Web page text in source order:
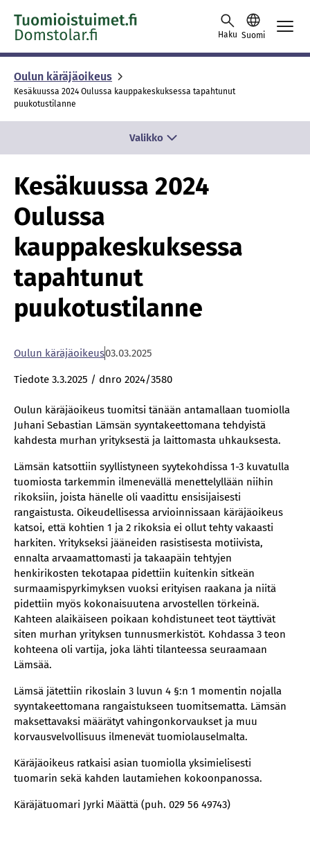
Skip to content -saavutettavuusohje
Haku Suomi
Oulun käräjäoikeus
Kesäkuussa 2024 Oulussa kauppakeskuksessa tapahtunut
puukotustilanne
Valikko
Kesäkuussa 2024
Oulussa
kauppakeskuksessa
tapahtunut
puukotustilanne
Ou­lun kä­rä­jä­oi­keus03.03.2025
Tiedote 3.3.2025 / dnro 2024/3580
Oulun käräjäoikeus tuomitsi tänään antamallaan tuomiolla
Juhani Sebastian Lämsän syyntakeettomana tehdyistä
kahdesta murhan yrityksestä ja laittomasta uhkauksesta.
Lämsän katsottiin syyllistyneen syytekohdissa 1-3 kuvatulla
tuomiosta tarkemmin ilmenevällä menettelyllään niihin
rikoksiin, joista hänelle oli vaadittu ensisijaisesti
rangaistusta. Oikeudellisessa arvioinnissaan käräjäoikeus
katsoi, että kohtien 1 ja 2 rikoksia ei ollut tehty vakaasti
harkiten. Yritykseksi jääneiden rasistisesta motiivista,
ennalta arvaamattomasti ja takaapäin tehtyjen
henkirikosten tekotapaa pidettiin kuitenkin sitkeän
surmaamispyrkimyksen vuoksi erityisen raakana ja niitä
pidettiin myös kokonaisuutena arvostellen törkeinä.
Kahteen alaikäiseen poikaan kohdistuneet teot täyttivät
siten murhan yrityksen tunnusmerkistöt. Kohdassa 3 teon
kohteena oli vartija, joka lähti tilanteessa seuraamaan
Lämsää.
Lämsä jätettiin rikoslain 3 luvun 4 §:n 1 momentin nojalla
syyntakeettomana rangaistukseen tuomitsematta. Lämsän
maksettavaksi määrätyt vahingonkorvaukset ja muu
korvausvelvollisuus ilmenevät tuomiolauselmalta.
Käräjäoikeus ratkaisi asian tuomiolla yksimielisesti
tuomarin sekä kahden lautamiehen kokoonpanossa.
Käräjätuomari Jyrki Määttä (puh. 029 56 49743)